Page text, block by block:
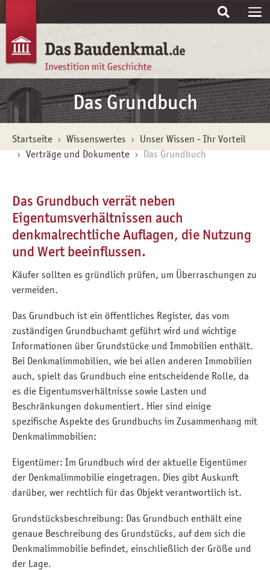
Das Grundbuch
Startseite Wissenswertes
Unser Wissen - Ihr Vorteil
Verträge und Dokumente
Das Grundbuch
Das Grundbuch verrät neben
Eigentumsverhältnissen auch
denkmalrechtliche Auflagen, die Nutzung
und Wert beeinflussen.
Käufer sollten es gründlich prüfen, um Überraschungen zu
vermeiden.
Das Grundbuch ist ein öffentliches Register, das vom
zuständigen Grundbuchamt geführt wird und wichtige
Informationen über Grundstücke und Immobilien enthält.
Bei Denkmalimmobilien, wie bei allen anderen Immobilien
auch, spielt das Grundbuch eine entscheidende Rolle, da
es die Eigentumsverhältnisse sowie Lasten und
Beschränkungen dokumentiert. Hier sind einige
spezifische Aspekte des Grundbuchs im Zusammenhang mit
Denkmalimmobilien:
Eigentümer: Im Grundbuch wird der aktuelle Eigentümer
der Denkmalimmobilie eingetragen. Dies gibt Auskunft
darüber, wer rechtlich für das Objekt verantwortlich ist.
Grundstücksbeschreibung: Das Grundbuch enthält eine
genaue Beschreibung des Grundstücks, auf dem sich die
Denkmalimmobilie befindet, einschließlich der Größe und
der Lage.